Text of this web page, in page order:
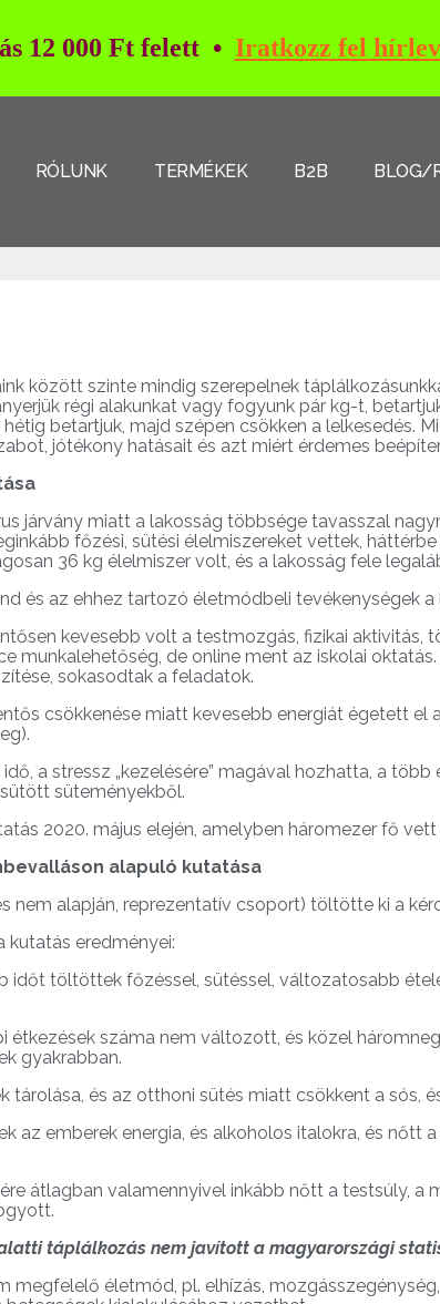
12 000 Ft felett • Iratkozz fel
RÓLUNK TERMÉKEK B2B BLOG/
között szinte mindig szerepelnek
régi alakunkat vagy fogyunk pár kg-t,
betartjuk, majd szépen csökken a lelkesedés.
jótékony hatásait és azt miért érdemes
járvány miatt a lakosság többsége tavasszal
főzési, sütési élelmiszereket vettek,
36 kg élelmiszer volt, és a lakosság fele
és az ehhez tartozó életmódbeli tevékenységek
kevesebb volt a testmozgás, fizikai
munkalehetőség, de online ment az iskolai
sokasodtak a feladatok.
csökkenése miatt kevesebb energiát égetett
a stressz „kezelésére” magával hozhatta, a
süteményekből.
2020. május elején, amelyben háromezer fő vett
alapuló kutatása
nem alapján, reprezentatív csoport) töltötte ki a
kutatás eredményei:
időt töltöttek főzéssel, sütéssel, változatosabb
étkezések száma nem változott, és közel
gyakrabban.
tárolása, és az otthoni sütés miatt csökkent a sós,
az emberek energia, és alkoholos italokra, és nőtt
átlagban valamennyivel inkább nőtt a testsúly,
táplálkozás nem javított a magyarországi
megfelelő életmód, pl. elhízás,